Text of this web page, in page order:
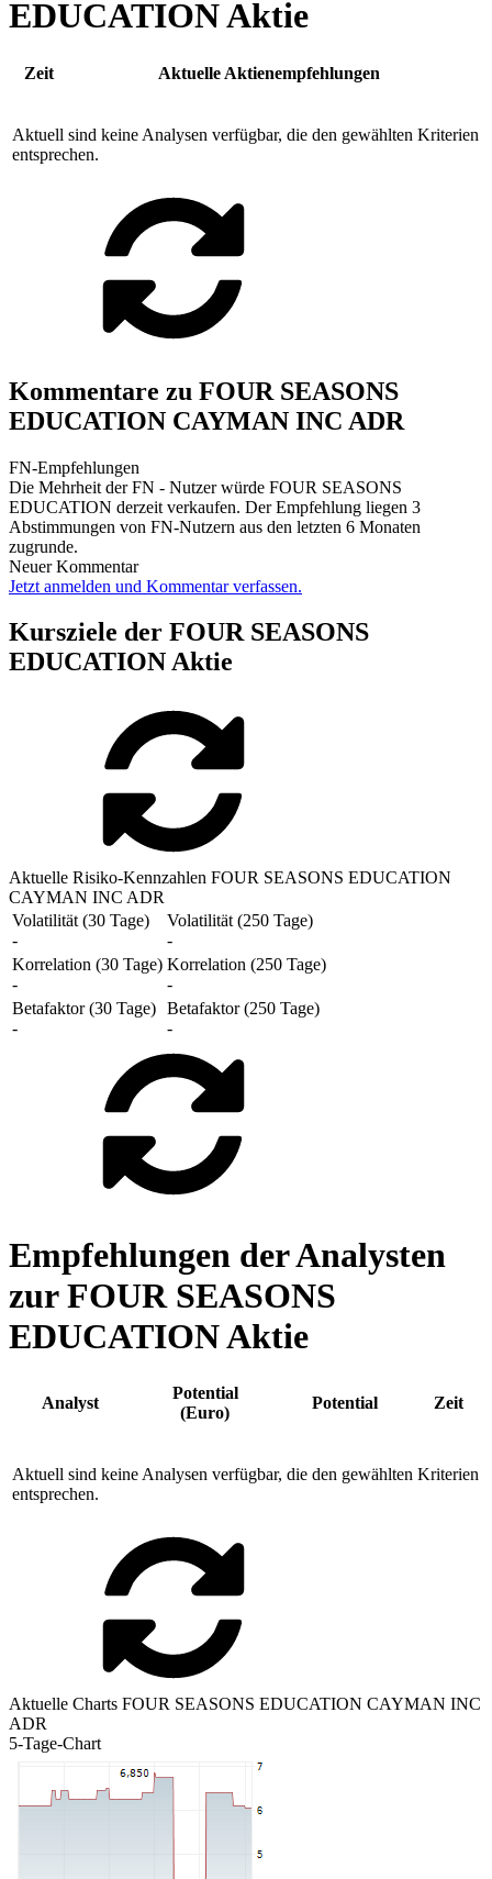
EDUCATION Aktie
Zeit Aktuelle Aktienempfehlungen
Aktuell sind keine Analysen verfügbar, die den gewählten Kriterien
entsprechen.
Kommentare zu FOUR SEASONS
EDUCATION CAYMAN INC ADR
FN-Empfehlungen
Die Mehrheit der FN - Nutzer würde FOUR SEASONS
EDUCATION derzeit verkaufen. Der Empfehlung liegen 3
Abstimmungen von FN-Nutzern aus den letzten 6 Monaten
zugrunde.
Neuer Kommentar
Jetzt anmelden und Kommentar verfassen.
Kursziele der FOUR SEASONS
EDUCATION Aktie
Aktuelle Risiko-Kennzahlen FOUR SEASONS EDUCATION
CAYMAN INC ADR
Volatilität (30 Tage)
-
Volatilität (250 Tage)
-
Korrelation (30 Tage)
-
Korrelation (250 Tage)
-
Betafaktor (30 Tage)
-
Betafaktor (250 Tage)
-
Empfehlungen der Analysten
zur FOUR SEASONS
EDUCATION Aktie
Analyst
Potential
(Euro)
Potential Zeit
Aktuell sind keine Analysen verfügbar, die den gewählten Kriterien
entsprechen.
Aktuelle Charts FOUR SEASONS EDUCATION CAYMAN INC
ADR
5-Tage-Chart